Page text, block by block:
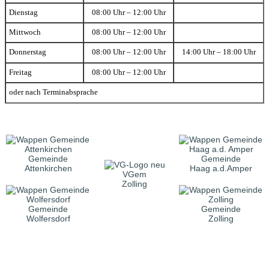
Dienstag 08:00 Uhr – 12:00 Uhr
Mittwoch 08:00 Uhr – 12:00 Uhr
Donnerstag 08:00 Uhr – 12:00 Uhr 14:00 Uhr – 18:00 Uhr
Freitag 08:00 Uhr – 12:00 Uhr
oder nach Terminabsprache
Gemeinde
Attenkirchen
VGem
Zolling
Gemeinde
Haag a.d.Amper
Gemeinde
Wolfersdorf
Gemeinde
Zolling